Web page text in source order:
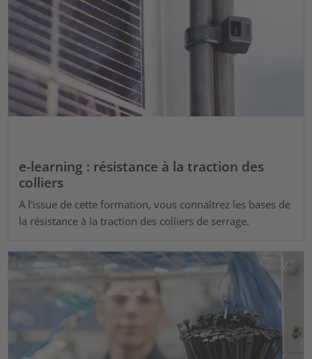
e-learning : résistance à la traction des
colliers
A l'issue de cette formation, vous connaîtrez les bases de
la résistance à la traction des colliers de serrage.